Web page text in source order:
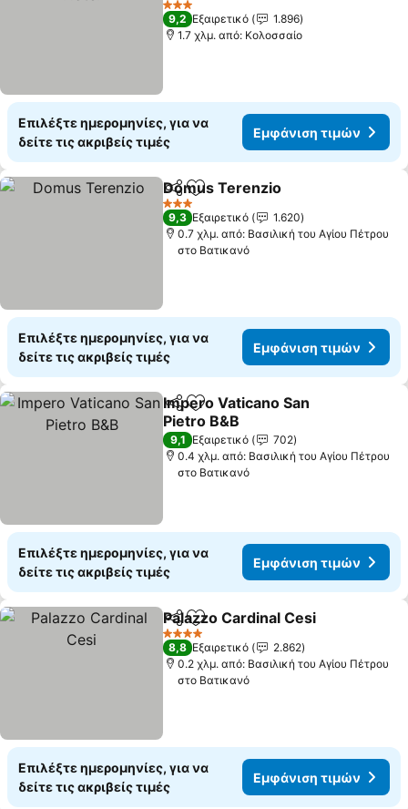
Εμφάνιση τιμών
3 Αστέρια
9,2 Εξαιρετικό
1.896
1.7 χλμ. από: Κολοσσαίο
Επιλέξτε ημερομηνίες, για να
δείτε τις ακριβείς τιμές
Εμφάνιση τιμών
Κοινοποίηση
Προσθήκη στα αγαπημένα
Domus Terenzio
3 Αστέρια
9,3 Εξαιρετικό
1.620
0.7 χλμ. από: Βασιλική του Αγίου Πέτρου
στο Βατικανό
Επιλέξτε ημερομηνίες, για να
δείτε τις ακριβείς τιμές
Εμφάνιση τιμών
Κοινοποίηση
Προσθήκη στα αγαπημένα
Impero Vaticano San
Pietro B&B
Εμφάνιση τιμών
9,1 Εξαιρετικό
702
0.4 χλμ. από: Βασιλική του Αγίου Πέτρου
στο Βατικανό
Επιλέξτε ημερομηνίες, για να
δείτε τις ακριβείς τιμές
Εμφάνιση τιμών
Κοινοποίηση
Προσθήκη στα αγαπημένα
Palazzo Cardinal Cesi
4 Αστέρια
8,8 Εξαιρετικό
2.862
0.2 χλμ. από: Βασιλική του Αγίου Πέτρου
στο Βατικανό
Επιλέξτε ημερομηνίες, για να
δείτε τις ακριβείς τιμές
Εμφάνιση τιμών